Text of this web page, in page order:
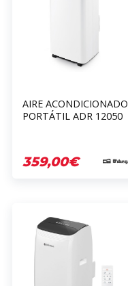
AIRE ACONDICIONADO
PORTÁTIL ADR 12050
359,00€